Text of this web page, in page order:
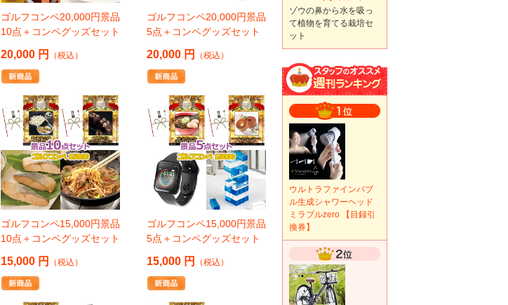
ゴルフコンペ20,000円景品
10点＋コンペグッズセット
20,000 円 （税込）
ゴルフコンペ20,000円景品
5点＋コンペグッズセット
20,000 円 （税込）
ゴルフコンペ15,000円景品
10点＋コンペグッズセット
15,000 円 （税込）
ゴルフコンペ15,000円景品
5点＋コンペグッズセット
15,000 円 （税込）
ゾウの鼻から水を吸っ
て植物を育てる栽培セ
ット
ウルトラファインバブ
ル生成シャワーヘッド
ミラブルzero 【目録引
換券】